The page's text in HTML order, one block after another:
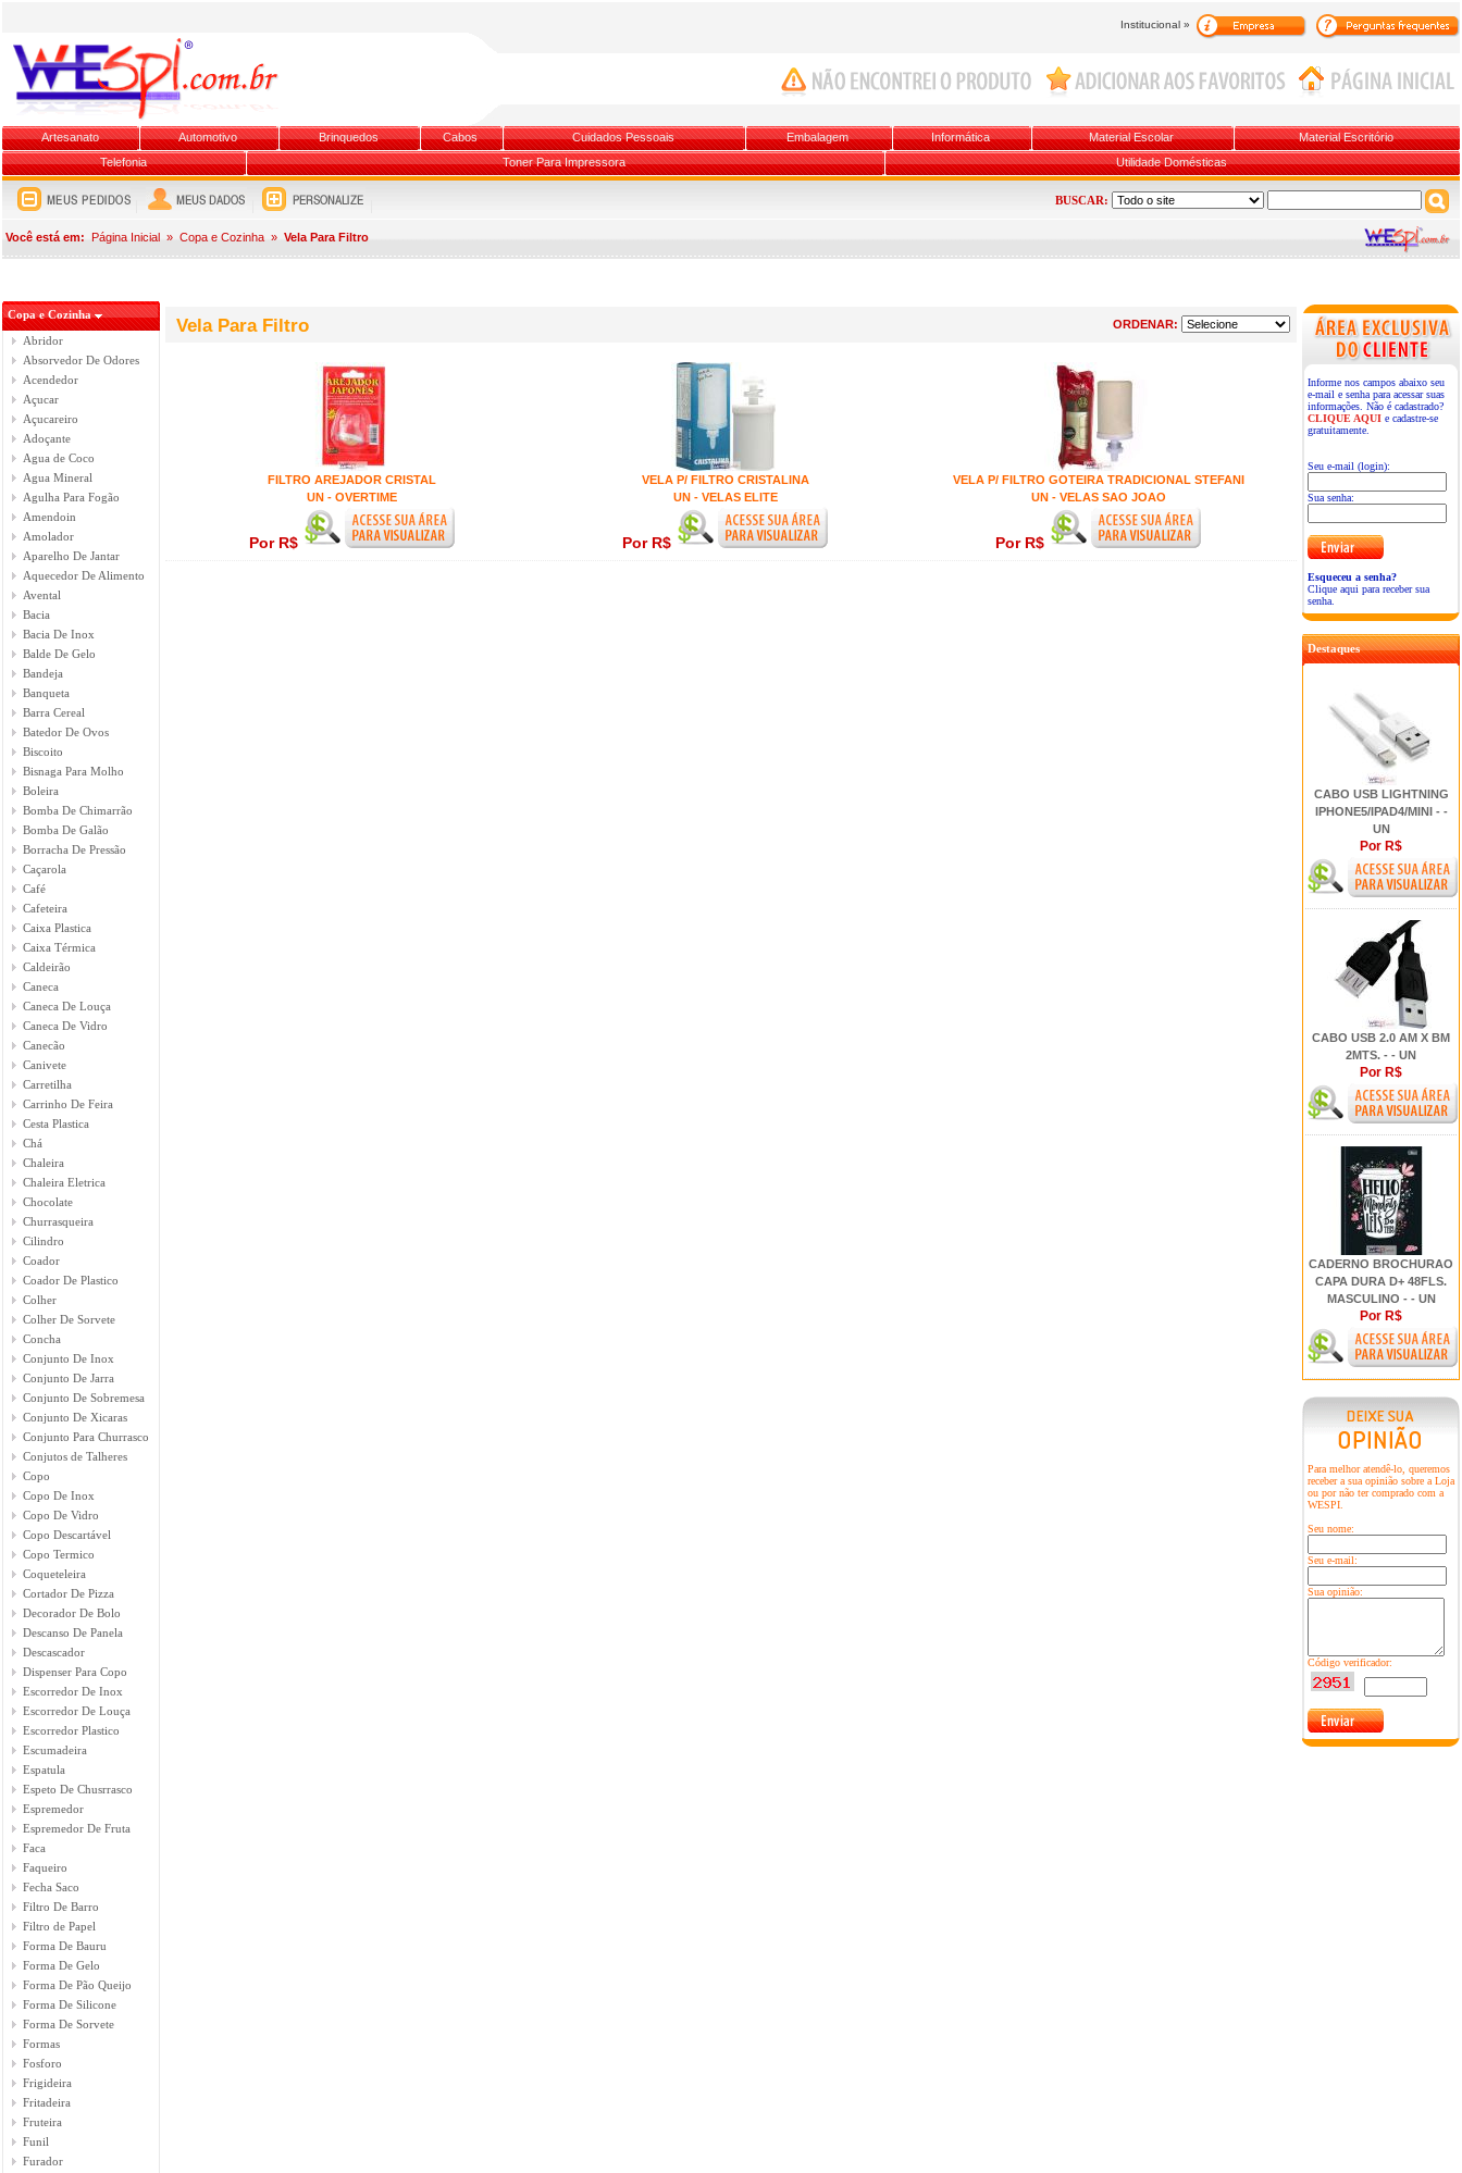
Institucional »
Artesanato Automotivo Brinquedos Cabos Cuidados Pessoais Embalagem Informática Material Escolar
Material Escritório
Telefonia
Toner Para Impressora Utilidade Domésticas
BUSCAR:
Você está em: Página Inicial » Copa e Cozinha » Vela Para Filtro
Copa e Cozinha
Abridor
Absorvedor De Odores
Acendedor
Açucar
Açucareiro
Adoçante
Agua de Coco
Agua Mineral
Agulha Para Fogão
Amendoin
Amolador
Aparelho De Jantar
Aquecedor De Alimento
Avental
Bacia
Bacia De Inox
Balde De Gelo
Bandeja
Banqueta
Barra Cereal
Batedor De Ovos
Biscoito
Bisnaga Para Molho
Boleira
Bomba De Chimarrão
Bomba De Galão
Borracha De Pressão
Caçarola
Café
Cafeteira
Caixa Plastica
Caixa Térmica
Caldeirão
Caneca
Caneca De Louça
Caneca De Vidro
Canecão
Canivete
Carretilha
Carrinho De Feira
Cesta Plastica
Chá
Chaleira
Chaleira Eletrica
Chocolate
Churrasqueira
Cilindro
Coador
Coador De Plastico
Colher
Colher De Sorvete
Concha
Conjunto De Inox
Conjunto De Jarra
Conjunto De Sobremesa
Conjunto De Xicaras
Conjunto Para Churrasco
Conjutos de Talheres
Copo
Copo De Inox
Copo De Vidro
Copo Descartável
Copo Termico
Coqueteleira
Cortador De Pizza
Decorador De Bolo
Descanso De Panela
Descascador
Dispenser Para Copo
Escorredor De Inox
Escorredor De Louça
Escorredor Plastico
Escumadeira
Espatula
Espeto De Chusrrasco
Espremedor
Espremedor De Fruta
Faca
Faqueiro
Fecha Saco
Filtro De Barro
Filtro de Papel
Forma De Bauru
Forma De Gelo
Forma De Pão Queijo
Forma De Silicone
Forma De Sorvete
Formas
Fosforo
Frigideira
Fritadeira
Fruteira
Funil
Furador
Informe nos campos abaixo seu
e-mail e senha para acessar suas
informações. Não é cadastrado?
CLIQUE AQUI e cadastre-se
gratuitamente.
Seu e-mail (login):
Sua senha:
Esqueceu a senha?
Clique aqui para receber sua
senha.
Destaques
CABO USB LIGHTNING
IPHONE5/IPAD4/MINI - -
UN
Por R$
CABO USB 2.0 AM X BM
2MTS. - - UN
Por R$
CADERNO BROCHURAO
CAPA DURA D+ 48FLS.
MASCULINO - - UN
Por R$
Para melhor atendê-lo, queremos
receber a sua opinião sobre a Loja
ou por não ter comprado com a
WESPI.
Seu nome:
Seu e-mail:
Sua opinião:
Código verificador:
Vela Para Filtro ORDENAR:
FILTRO AREJADOR CRISTAL
UN - OVERTIME
Por R$
VELA P/ FILTRO CRISTALINA
UN - VELAS ELITE
Por R$
VELA P/ FILTRO GOTEIRA TRADICIONAL STEFANI
UN - VELAS SAO JOAO
Por R$